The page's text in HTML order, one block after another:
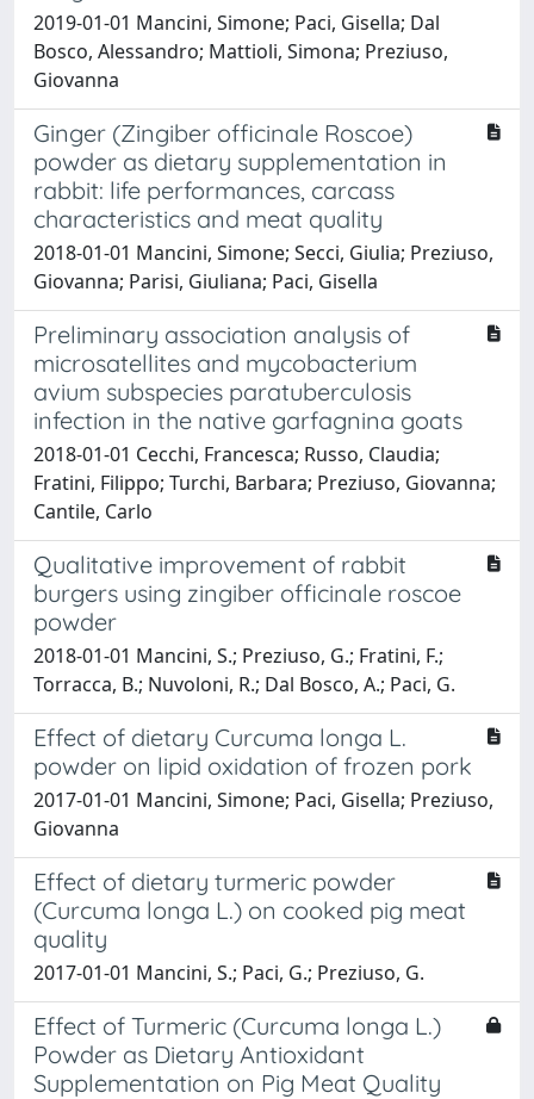
2019-01-01 Mancini, Simone; Paci, Gisella; Dal
Bosco, Alessandro; Mattioli, Simona; Preziuso,
Giovanna
Ginger (Zingiber officinale Roscoe)
powder as dietary supplementation in
rabbit: life performances, carcass
characteristics and meat quality
2018-01-01 Mancini, Simone; Secci, Giulia; Preziuso,
Giovanna; Parisi, Giuliana; Paci, Gisella
Preliminary association analysis of
microsatellites and mycobacterium
avium subspecies paratuberculosis
infection in the native garfagnina goats
2018-01-01 Cecchi, Francesca; Russo, Claudia;
Fratini, Filippo; Turchi, Barbara; Preziuso, Giovanna;
Cantile, Carlo
Qualitative improvement of rabbit
burgers using zingiber officinale roscoe
powder
2018-01-01 Mancini, S.; Preziuso, G.; Fratini, F.;
Torracca, B.; Nuvoloni, R.; Dal Bosco, A.; Paci, G.
Effect of dietary Curcuma longa L.
powder on lipid oxidation of frozen pork
2017-01-01 Mancini, Simone; Paci, Gisella; Preziuso,
Giovanna
Effect of dietary turmeric powder
(Curcuma longa L.) on cooked pig meat
quality
2017-01-01 Mancini, S.; Paci, G.; Preziuso, G.
Effect of Turmeric (Curcuma longa L.)
Powder as Dietary Antioxidant
Supplementation on Pig Meat Quality